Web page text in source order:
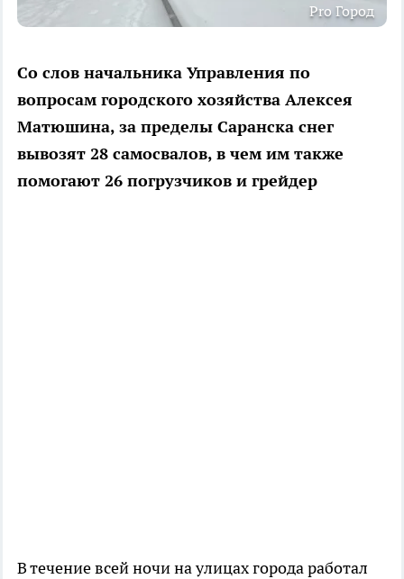
Pro Город
Со слов начальника Управления по
вопросам городского хозяйства Алексея
Матюшина, за пределы Саранска снег
вывозят 28 самосвалов, в чем им также
помогают 26 погрузчиков и грейдер
В течение всей ночи на улицах города работал